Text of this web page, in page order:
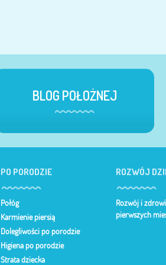
BLOG POŁOŻNEJ
PO PORODZIE
Połóg
Karmienie piersią
Dolegliwości po porodzie
Higiena po porodzie
Strata dziecka
ROZWÓJ
Rozwój i
pierwszych